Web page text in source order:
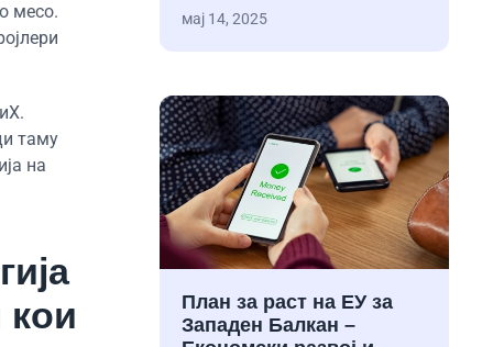
месо.
таму
на
кои
мај 14, 2025
План за раст на ЕУ за
Западен Балкан –